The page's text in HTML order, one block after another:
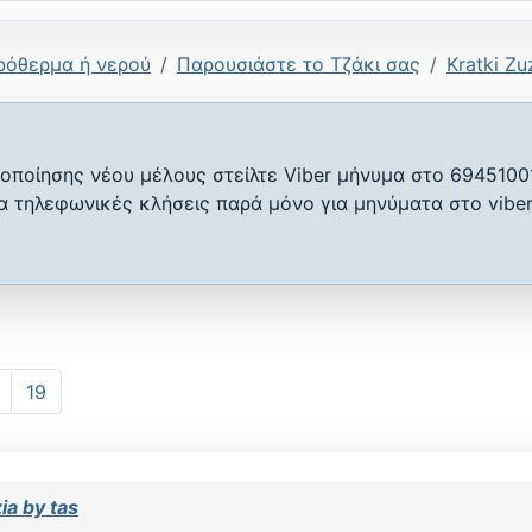
ή νερού Παρουσιάστε το Τζάκι σας Kratki
νέου μέλους στείλτε Viber μήνυμα στο
τηλεφωνικές κλήσεις παρά μόνο για μηνύματα στο
19
by tas